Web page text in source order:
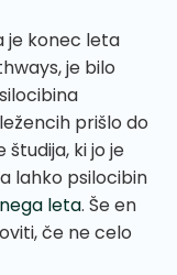
je konec leta
je bilo
prišlo do
ki jo je
lahko psilocibin
leta. Še en
če ne celo